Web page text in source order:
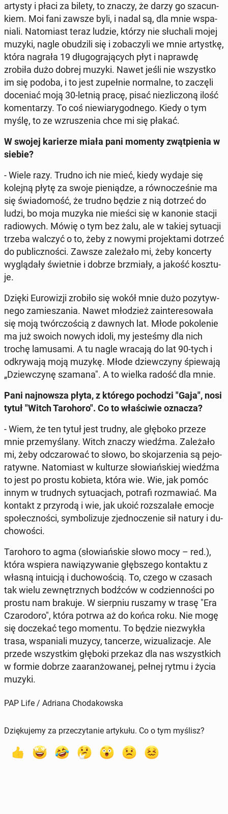
artysty i płaci za bilety, to znaczy, że darzy go sza­cun­
kiem. Moi fani zawsze byli, i nadal są, dla mnie wspa­
nia­li. Na­to­miast teraz ludzie, którzy nie słu­cha­li mojej
muzyki, nagle obu­dzi­li się i zo­ba­czy­li we mnie ar­tyst­kę,
która nagrała 19 dłu­go­gra­ją­cych płyt i na­praw­dę
zrobiła dużo dobrej muzyki. Nawet jeśli nie wszyst­ko
im się podoba, i to jest zu­peł­nie nor­mal­ne, to zaczęli
do­ce­niać moją 30-letnią pracę, pisać nie­zli­czo­ną ilość
ko­men­ta­rzy. To coś nie­wia­ry­god­ne­go. Kiedy o tym
myślę, to ze wzru­sze­nia chce mi się płakać.
W swojej ka­rie­rze miała pani momenty zwąt­pie­nia w
siebie?
- Wiele razy. Trudno ich nie mieć, kiedy wydaje się
kolejną płytę za swoje pie­nią­dze, a rów­no­cze­śnie ma
się świa­do­mość, że trudno będzie z nią dotrzeć do
ludzi, bo moja muzyka nie mieści się w kanonie stacji
ra­dio­wych. Mówię o tym bez żalu, ale w takiej sy­tu­acji
trzeba walczyć o to, żeby z nowymi pro­jek­ta­mi dotrzeć
do pu­blicz­no­ści. Zawsze za­le­ża­ło mi, żeby kon­cer­ty
wy­glą­da­ły świet­nie i dobrze brzmia­ły, a jakość kosz­tu­
je.
Dzięki Eu­ro­wi­zji zrobiło się wokół mnie dużo po­zy­tyw­
ne­go za­mie­sza­nia. Nawet mło­dzież za­in­te­re­so­wa­ła
się moją twór­czo­ścią z dawnych lat. Młode po­ko­le­nie
ma już swoich nowych idoli, my je­ste­śmy dla nich
trochę la­mu­sa­mi. A tu nagle wracają do lat 90-tych i
od­kry­wa­ją moją muzykę. Młode dziew­czy­ny śpie­wa­ją
„Dziew­czy­nę szamana". A to wielka radość dla mnie.
Pani naj­now­sza płyta, z którego po­cho­dzi "Gaja", nosi
tytuł "Witch Ta­ro­ho­ro". Co to wła­ści­wie oznacza?
- Wiem, że ten tytuł jest trudny, ale głęboko przeze
mnie prze­my­śla­ny. Witch znaczy wiedźma. Za­le­ża­ło
mi, żeby od­cza­ro­wać to słowo, bo sko­ja­rze­nia są pe­jo­
ra­tyw­ne. Na­to­miast w kul­tu­rze sło­wiań­skiej wiedźma
to jest po prostu kobieta, która wie. Wie, jak pomóc
innym w trud­nych sy­tu­acjach, potrafi roz­ma­wiać. Ma
kontakt z przy­ro­dą i wie, jak ukoić roz­sza­la­łe emocje
spo­łecz­no­ści, sym­bo­li­zu­je zjed­no­cze­nie sił natury i du­
cho­wo­ści.
Ta­ro­ho­ro to agma (sło­wiań­skie słowo mocy – red.),
która wspiera na­wią­zy­wa­nie głęb­sze­go kon­tak­tu z
własną in­tu­icją i du­cho­wo­ścią. To, czego w czasach
tak wielu ze­wnętrz­nych bodźców w co­dzien­no­ści po
prostu nam brakuje. W sierp­niu ruszamy w trasę "Era
Cza­ro­do­ro", która potrwa aż do końca roku. Nie mogę
się do­cze­kać tego momentu. To będzie nie­zwy­kła
trasa, wspa­nia­li muzycy, tan­ce­rze, wi­zu­ali­za­cje. Ale
przede wszyst­kim głęboki przekaz dla nas wszyst­kich
w formie dobrze za­aran­żo­wa­nej, pełnej rytmu i życia
muzyki.
PAP Life / Adriana Chodakowska
Dziękujemy za przeczytanie artykułu. Co o tym myślisz?